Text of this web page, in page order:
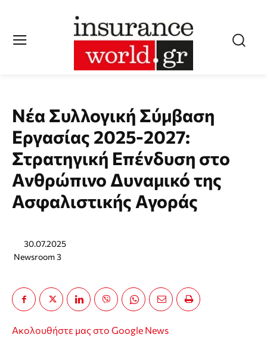
Νέα Συλλογική Σύμβαση
Εργασίας 2025-2027:
Στρατηγική Επένδυση στο
Ανθρώπινο Δυναμικό της
Ασφαλιστικής Αγοράς
30.07.2025
Newsroom 3
Ακολουθήστε μας στο Google News